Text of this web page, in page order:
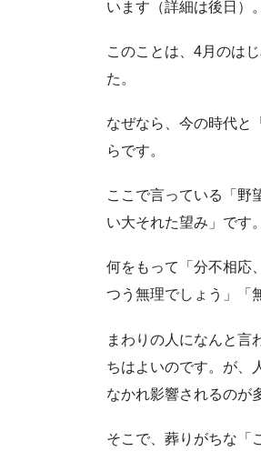
います（詳細は後日）。
このことは、4月のは
た。
なぜなら、今の時代と
らです。
ここで言っている「野
い大それた望み」です。
何をもって「分不相応
つう無理でしょう」「
まわりの人になんと言
ちはよいのです。が、
なかれ影響されるのが
そこで、葬りがちな「